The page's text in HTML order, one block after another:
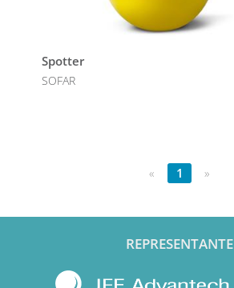
Spotter
SOFAR
« 1 »
REPRESENTANTE